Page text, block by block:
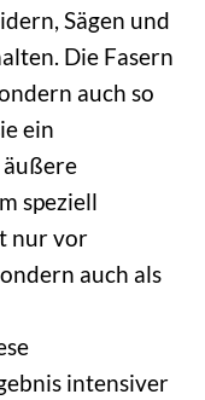
Sägen und
Die Fasern
auch so
ein
speziell
nur vor
auch als
intensiver